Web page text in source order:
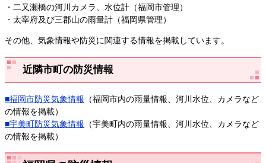
・二又瀬橋の河川カメラ、水位計（福岡市管理）
・太宰府及び三郡山の雨量計（福岡県管理）
その他、気象情報や防災に関連する情報を掲載しています。
近隣市町の防災情報
■福岡市防災気象情報 （福岡市内の雨量情報、河川水位、カメラなど
の情報を掲載）
■宇美町防災気象情報 （宇美町内の雨量情報、河川水位、カメラなど
の情報を掲載）